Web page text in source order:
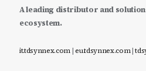
A leading distributor and
ecosystem.
it.tdsynnex.com|eu.tdsynnex.com|